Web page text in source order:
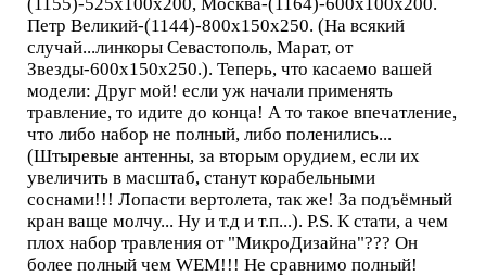
Петр Великий-(1144)-800х150х250. (На всякий
случай...линкоры Севастополь, Марат, от
Звезды-600х150х250.). Теперь, что касаемо вашей
модели: Друг мой! если уж начали применять
травление, то идите до конца! А то такое впечатление,
что либо набор не полный, либо поленились...
(Штыревые антенны, за вторым орудием, если их
увеличить в масштаб, станут корабельными
соснами!!! Лопасти вертолета, так же! За подъёмный
кран ваще молчу... Ну и т.д и т.п...). P.S. К стати, а чем
плох набор травления от "МикроДизайна"??? Он
более полный чем WEM!!! Не сравнимо полный!